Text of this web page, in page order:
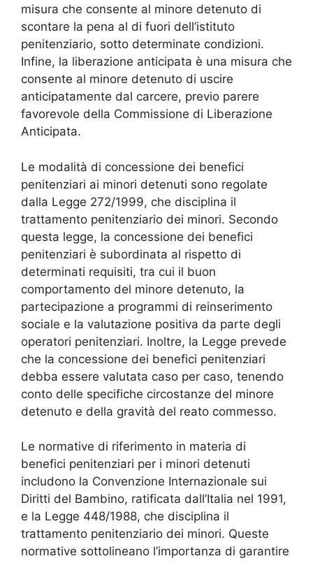
misura che consente al minore detenuto di
scontare la pena al di fuori dell’istituto
penitenziario, sotto determinate condizioni.
Infine, la liberazione anticipata è una misura che
consente al minore detenuto di uscire
anticipatamente dal carcere, previo parere
favorevole della Commissione di Liberazione
Anticipata.
Le modalità di concessione dei benefici
penitenziari ai minori detenuti sono regolate
dalla Legge 272/1999, che disciplina il
trattamento penitenziario dei minori. Secondo
questa legge, la concessione dei benefici
penitenziari è subordinata al rispetto di
determinati requisiti, tra cui il buon
comportamento del minore detenuto, la
partecipazione a programmi di reinserimento
sociale e la valutazione positiva da parte degli
operatori penitenziari. Inoltre, la Legge prevede
che la concessione dei benefici penitenziari
debba essere valutata caso per caso, tenendo
conto delle specifiche circostanze del minore
detenuto e della gravità del reato commesso.
Le normative di riferimento in materia di
benefici penitenziari per i minori detenuti
includono la Convenzione Internazionale sui
Diritti del Bambino, ratificata dall’Italia nel 1991,
e la Legge 448/1988, che disciplina il
trattamento penitenziario dei minori. Queste
normative sottolineano l’importanza di garantire